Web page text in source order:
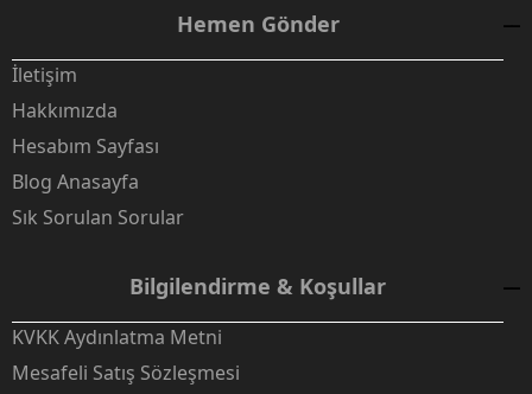
Hemen Gönder
İletişim
Hakkımızda
Hesabım Sayfası
Blog Anasayfa
Sık Sorulan Sorular
Bilgilendirme & Koşullar
KVKK Aydınlatma Metni
Mesafeli Satış Sözleşmesi